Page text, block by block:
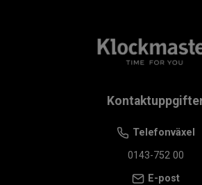
Telefonväxel
0143-752 00
E-post